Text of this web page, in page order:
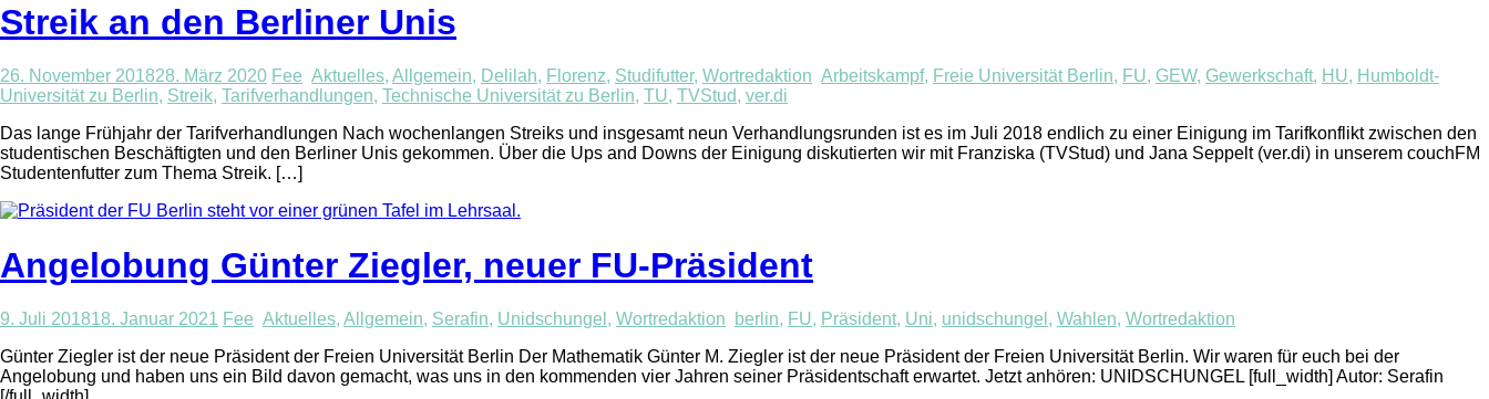
Streik an den Berliner Unis
26. November 201828. März 2020 Fee Aktuelles, Allgemein, Delilah, Florenz, Studifutter, Wortredaktion Arbeitskampf, Freie Universität Berlin, FU, GEW, Gewerkschaft, HU, Humboldt-
Universität zu Berlin, Streik, Tarifverhandlungen, Technische Universität zu Berlin, TU, TVStud, ver.di
Das lange Frühjahr der Tarifverhandlungen Nach wochenlangen Streiks und insgesamt neun Verhandlungsrunden ist es im Juli 2018 endlich zu einer Einigung im Tarifkonflikt zwischen den
studentischen Beschäftigten und den Berliner Unis gekommen. Über die Ups and Downs der Einigung diskutierten wir mit Franziska (TVStud) und Jana Seppelt (ver.di) in unserem couchFM
Studentenfutter zum Thema Streik. […]
Angelobung Günter Ziegler, neuer FU-Präsident
9. Juli 201818. Januar 2021 Fee Aktuelles, Allgemein, Serafin, Unidschungel , Wortredaktion berlin, FU, Präsident, Uni, unidschungel , Wahlen, Wortredaktion
Günter Ziegler ist der neue Präsident der Freien Universität Berlin Der Mathematik Günter M. Ziegler ist der neue Präsident der Freien Universität Berlin. Wir waren für euch bei der
Angelobung und haben uns ein Bild davon gemacht, was uns in den kommenden vier Jahren seiner Präsidentschaft erwartet. Jetzt anhören: UNIDSCHUNGEL [full_width] Autor: Serafin